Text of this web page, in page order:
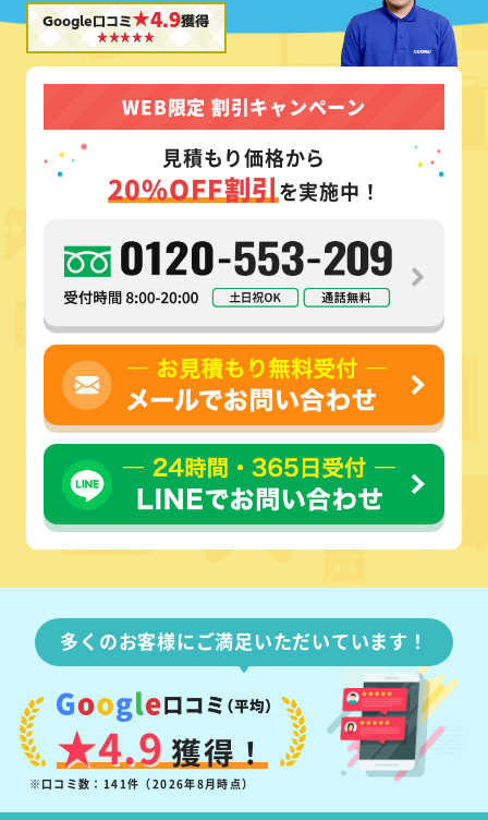
Google口コミ★4.9獲得
WEB限定 割引キャンペーン
見積もり価格から
20%OFF割引を実施中！
多くのお客様にご満足いただいています！
★4.9獲得！
※口コミ数：141件（2026年8月時点）